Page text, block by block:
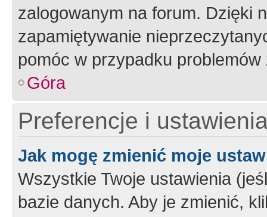
zalogowanym na forum. Dzięki
zapamiętywanie
pomóc w przypadku
Góra
Preferencje i
Jak mogę zmienić moje
Wszystkie Twoje ustawienia
bazie danych. Aby je zmienić,